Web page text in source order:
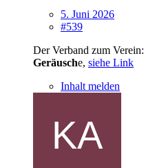
5. Juni 2026
#539
Der Verband zum Verein:
Geräusche, siehe Link
Inhalt melden